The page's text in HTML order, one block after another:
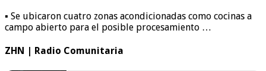
▪️ Se ubicaron cuatro zonas acondicionadas como cocinas a
campo abierto para el posible procesamiento …
ZHN | Radio Comunitaria